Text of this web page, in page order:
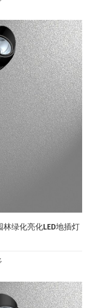
绿化亮化LED地插灯